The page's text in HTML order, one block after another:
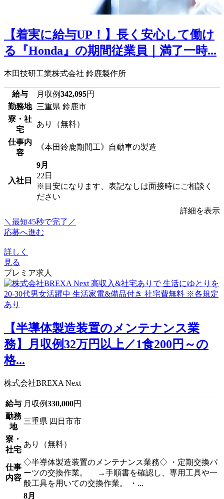
【着実に給与UP！】長く安心して働け
る『Honda』の期間従業員｜満了一時...
本田技研工業株式会社 鈴鹿製作所
給与 月収例342,095円
勤務地 三重県 鈴鹿市
寮・社
宅
あり（無料）
仕事内
容
《本田鈴鹿期間工》自動車の製造
入社日
9月
22日
※目安になります、表記なしは面接時にご相談く
ださい
詳細を表示
＼最短45秒で完了／
応募へ進む
詳しく
見る
プレミア求人
【半導体製造装置のメンテナンス業
務】月収例32万円以上／1食200円～の
格...
株式会社BREXA Next
給与 月収例330,000円
勤務
地
三重県 四日市市
寮・
社宅
あり（無料）
仕事
内容
◇半導体製造装置のメンテナンス業務◇ ・定期交換パ
ーツの交換作業。 →手順書を確認し、専用工具や一
般工具を用いての交換作業。 ・...
8月